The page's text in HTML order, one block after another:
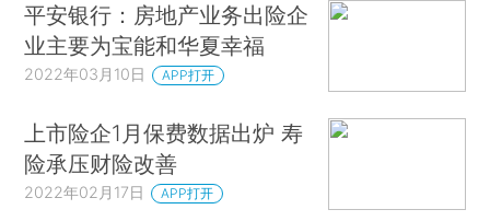
平安银行：房地产业务出险企
业主要为宝能和华夏幸福
2022年03月10日 APP打开
上市险企1月保费数据出炉 寿
险承压财险改善
2022年02月17日 APP打开